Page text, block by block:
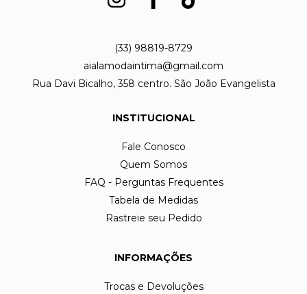
(33) 98819-8729
aialamodaintima@gmail.com
Rua Davi Bicalho, 358 centro. São João Evangelista
INSTITUCIONAL
Fale Conosco
Quem Somos
FAQ - Perguntas Frequentes
Tabela de Medidas
Rastreie seu Pedido
INFORMAÇÕES
Trocas e Devoluções